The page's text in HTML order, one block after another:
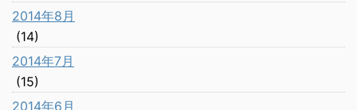
2014年8月
(14)
2014年7月
(15)
2014年6月